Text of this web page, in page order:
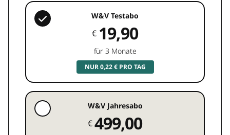
W&V Testabo
€ 19,90
für 3 Monate
NUR 0,22 € PRO TAG
W&V Jahresabo
€499,00